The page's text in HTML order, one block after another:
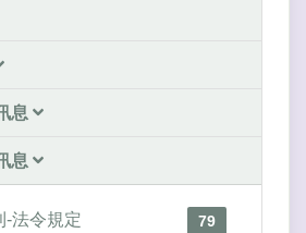
息
息
-法令規定 79